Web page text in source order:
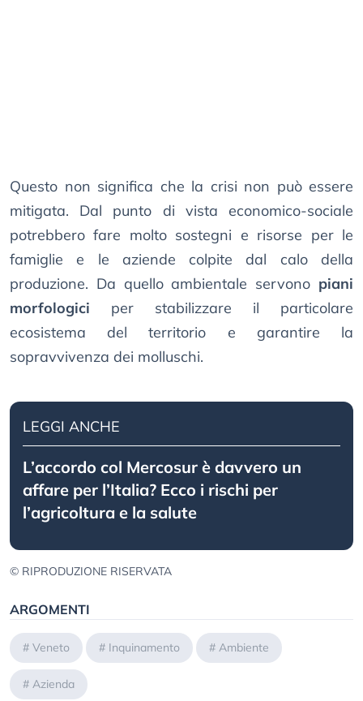
Questo non significa che la crisi non può essere
mitigata. Dal punto di vista economico-sociale
potrebbero fare molto sostegni e risorse per le
famiglie e le aziende colpite dal calo della
produzione. Da quello ambientale servono piani
morfologici per stabilizzare il particolare
ecosistema del territorio e garantire la
sopravvivenza dei molluschi.
LEGGI ANCHE
L’accordo col Mercosur è davvero un
affare per l’Italia? Ecco i rischi per
l’agricoltura e la salute
© RIPRODUZIONE RISERVATA
ARGOMENTI
# Veneto # Inquinamento # Ambiente
# Azienda